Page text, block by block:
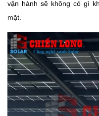
vận hành sẽ không có gì
mặt.